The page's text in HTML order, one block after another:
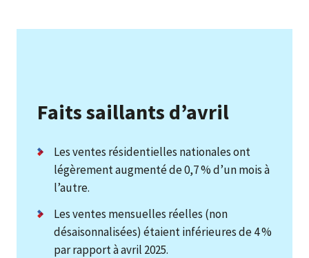
Faits saillants d’avril
Les ventes résidentielles nationales ont
légèrement augmenté de 0,7 % d’un mois à
l’autre.
Les ventes mensuelles réelles (non
désaisonnalisées) étaient inférieures de 4 %
par rapport à avril 2025.